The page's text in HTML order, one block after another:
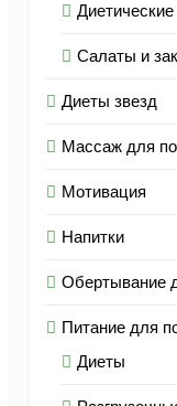
Салаты и
Диеты звезд
Массаж для
Мотивация
Напитки
Обертывание
Питание для
Диеты